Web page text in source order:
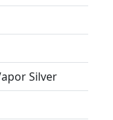
Silver